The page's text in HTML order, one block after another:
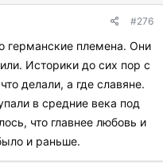
#276
германские племена. Они
Историки до сих пор с
делали, а где славяне.
в средние века под
что главнее любовь и
и раньше.